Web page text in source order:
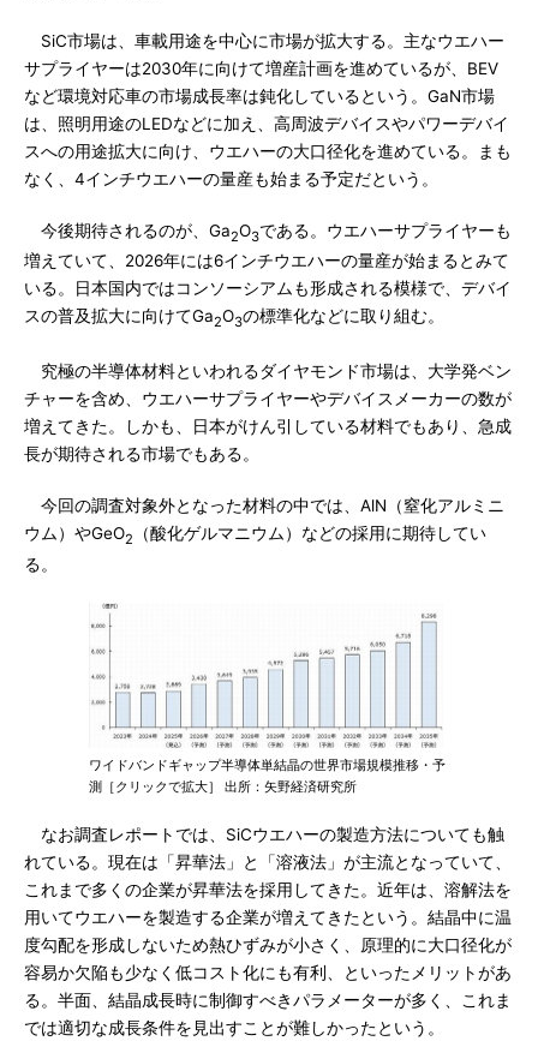
SiC市場は、車載用途を中心に市場が拡大する。主なウエハー
サプライヤーは2030年に向けて増産計画を進めているが、BEV
など環境対応車の市場成長率は鈍化しているという。GaN市場
は、照明用途のLEDなどに加え、高周波デバイスやパワーデバイ
スへの用途拡大に向け、ウエハーの大口径化を進めている。まも
なく、4インチウエハーの量産も始まる予定だという。
今後期待されるのが、Ga2O3である。ウエハーサプライヤーも
増えていて、2026年には6インチウエハーの量産が始まるとみて
いる。日本国内ではコンソーシアムも形成される模様で、デバイ
スの普及拡大に向けてGa2O3の標準化などに取り組む。
究極の半導体材料といわれるダイヤモンド市場は、大学発ベン
チャーを含め、ウエハーサプライヤーやデバイスメーカーの数が
増えてきた。しかも、日本がけん引している材料でもあり、急成
長が期待される市場でもある。
今回の調査対象外となった材料の中では、AlN（窒化アルミニ
ウム）やGeO2
（酸化ゲルマニウム）などの採用に期待してい
る。
ワイドバンドギャップ半導体単結晶の世界市場規模推移・予
測［クリックで拡大］ 出所：矢野経済研究所
なお調査レポートでは、SiCウエハーの製造方法についても触
れている。現在は「昇華法」と「溶液法」が主流となっていて、
これまで多くの企業が昇華法を採用してきた。近年は、溶解法を
用いてウエハーを製造する企業が増えてきたという。結晶中に温
度勾配を形成しないため熱ひずみが小さく、原理的に大口径化が
容易か欠陥も少なく低コスト化にも有利、といったメリットがあ
る。半面、結晶成長時に制御すべきパラメーターが多く、これま
では適切な成長条件を見出すことが難しかったという。